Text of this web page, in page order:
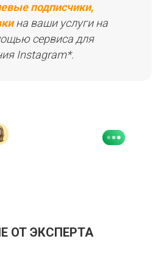
подписчики,
на ваши услуги на
сервиса для
Instagram*.
ОТ ЭКСПЕРТА